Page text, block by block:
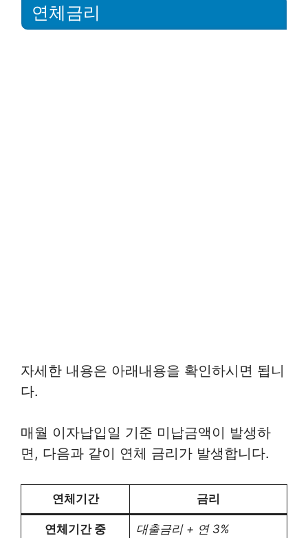
연체금리
자세한 내용은 아래내용을 확인하시면 됩니
다.
매월 이자납입일 기준 미납금액이 발생하
면, 다음과 같이 연체 금리가 발생합니다.
연체기간 금리
연체기간 중 대출금리 + 연 3%